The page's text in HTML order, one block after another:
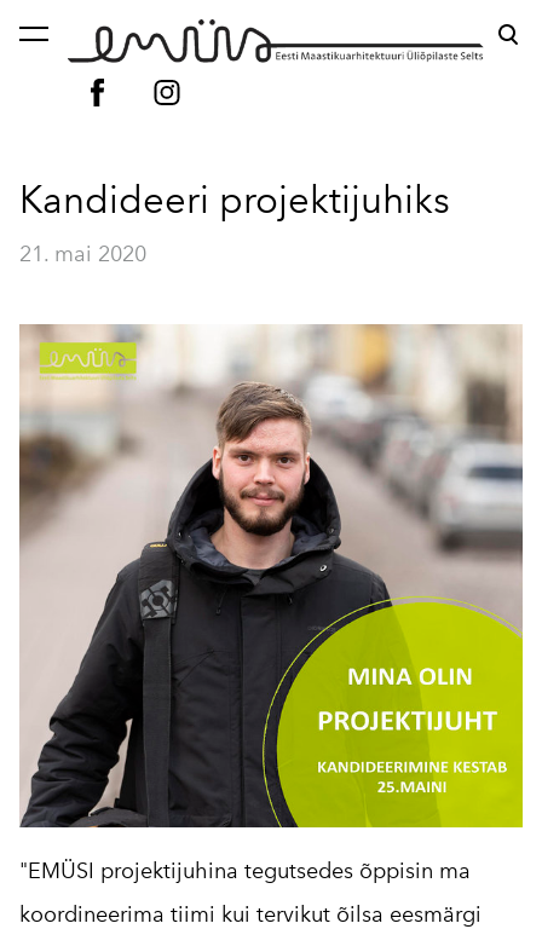
lisati ostukorvi. Vaata ostukorvi
Kandideeri projektijuhiks
21. mai 2020
"EMÜSI projektijuhina tegutsedes õppisin ma
koordineerima tiimi kui tervikut õilsa eesmärgi